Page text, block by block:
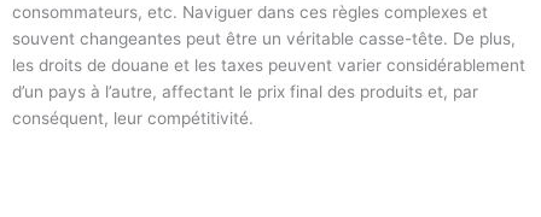
consommateurs, etc. Naviguer dans ces règles complexes et
souvent changeantes peut être un véritable casse-tête. De plus,
les droits de douane et les taxes peuvent varier considérablement
d’un pays à l’autre, affectant le prix final des produits et, par
conséquent, leur compétitivité.